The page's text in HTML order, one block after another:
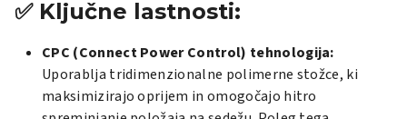
✅ Ključne lastnosti:
CPC (Connect Power Control) tehnologija:
Uporablja tridimenzionalne polimerne stožce, ki
maksimizirajo oprijem in omogočajo hitro